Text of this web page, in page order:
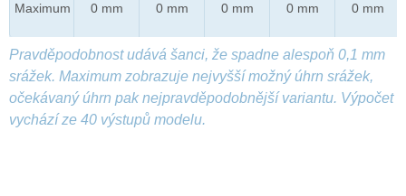
Maximum 0 mm 0 mm 0 mm 0 mm 0 mm
Pravděpodobnost udává šanci, že spadne alespoň 0,1 mm
srážek. Maximum zobrazuje nejvyšší možný úhrn srážek,
očekávaný úhrn pak nejpravděpodobnější variantu. Výpočet
vychází ze 40 výstupů modelu.